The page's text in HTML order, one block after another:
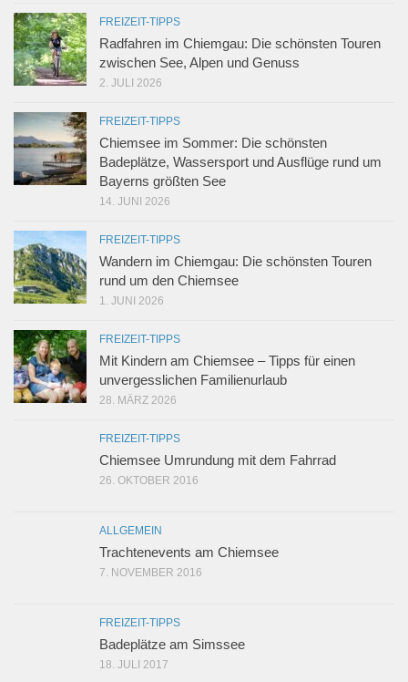
FREIZEIT-TIPPS
Radfahren im Chiemgau: Die schönsten Touren
zwischen See, Alpen und Genuss
2. JULI 2026
FREIZEIT-TIPPS
Chiemsee im Sommer: Die schönsten
Badeplätze, Wassersport und Ausflüge rund um
Bayerns größten See
14. JUNI 2026
FREIZEIT-TIPPS
Wandern im Chiemgau: Die schönsten Touren
rund um den Chiemsee
1. JUNI 2026
FREIZEIT-TIPPS
Mit Kindern am Chiemsee – Tipps für einen
unvergesslichen Familienurlaub
28. MÄRZ 2026
FREIZEIT-TIPPS
Chiemsee Umrundung mit dem Fahrrad
26. OKTOBER 2016
ALLGEMEIN
Trachtenevents am Chiemsee
7. NOVEMBER 2016
FREIZEIT-TIPPS
Badeplätze am Simssee
18. JULI 2017